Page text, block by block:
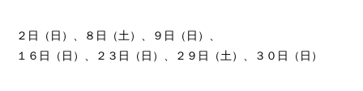
２日（日）、８日（土）、９日（日）、
１６日（日）、２３日（日）、２９日（土）、３０日（日）